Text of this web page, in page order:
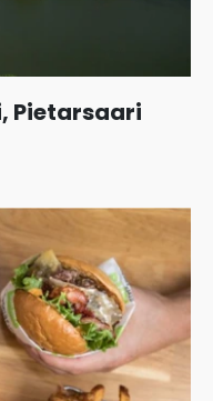
Pietarsaari